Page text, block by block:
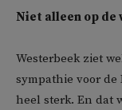
Niet alleen op de
Westerbeek ziet
sympathie voor de
heel sterk. En dat